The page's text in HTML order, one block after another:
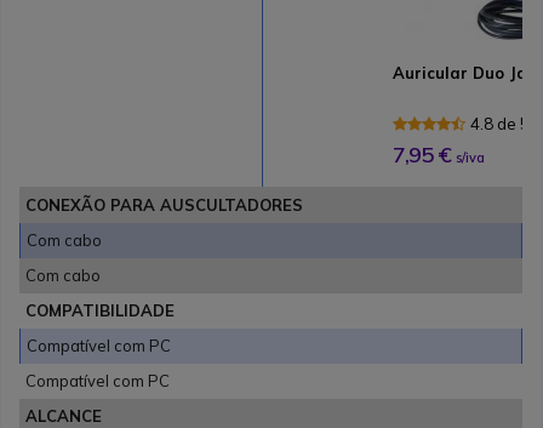
Auricular Duo
4.8 de 5
7,95 € s/iva
CONEXÃO PARA AUSCULTADORES
Com cabo
Com cabo
COMPATIBILIDADE
Compatível com PC
Compatível com PC
ALCANCE